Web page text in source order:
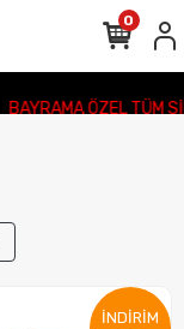
BAYRAMA ÖZEL TÜM
0
İNDİRİM